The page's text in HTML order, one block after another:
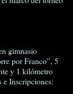
gimnasio
por Franco”, 5
y 1 kilómetro
e Inscripciones: